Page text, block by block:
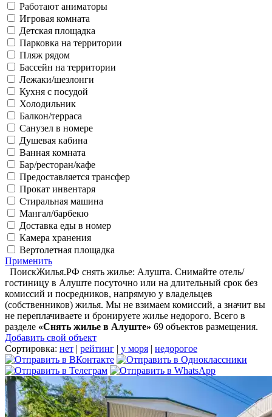
Работают аниматоры
Игровая комната
Детская площадка
Парковка на территории
Пляж рядом
Бассейн на территории
Лежаки/шезлонги
Кухня с посудой
Холодильник
Балкон/терраса
Санузел в номере
Душевая кабина
Ванная комната
Бар/ресторан/кафе
Предоставляется трансфер
Прокат инвентаря
Стиральная машина
Мангал/барбекю
Доставка еды в номер
Камера хранения
Вертолетная площадка
Применить
ПоискЖилья.РФ снять жилье: Алушта. Снимайте отель/
гостиницу в Алуште посуточно или на длительный срок без
комиссий и посредников, напрямую у владельцев
(собственников) жилья. Мы не взимаем комиссий, а значит вы
не переплачиваете и бронируете жилье недорого. Всего в
разделе «Снять жилье в Алуште» 69 объектов размещения.
Добавить свой объект
Сортировка: нет | рейтинг | у моря | недорогое